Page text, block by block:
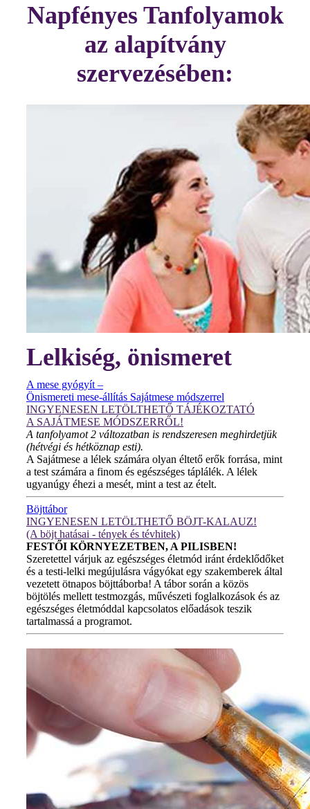
Napfényes Tanfolyamok
az alapítvány
szervezésében:
Lelkiség, önismeret
A mese gyógyít –
Önismereti mese-állítás Sajátmese módszerrel
INGYENESEN LETÖLTHETŐ TÁJÉKOZTATÓ
A SAJÁTMESE MÓDSZERRŐL!
A tanfolyamot 2 változatban is rendszeresen meghirdetjük
(hétvégi és hétköznap esti).
A Sajátmese a lélek számára olyan éltető erők forrása, mint
a test számára a finom és egészséges táplálék. A lélek
ugyanúgy éhezi a mesét, mint a test az ételt.
Böjttábor
INGYENESEN LETÖLTHETŐ BÖJT-KALAUZ!
(A böjt hatásai - tények és tévhitek)
FESTŐI KÖRNYEZETBEN, A PILISBEN!
Szeretettel várjuk az egészséges életmód iránt érdeklődőket
és a testi-lelki megújulásra vágyókat egy szakemberek által
vezetett ötnapos böjttáborba! A tábor során a közös
böjtölés mellett testmozgás, művészeti foglalkozások és az
egészséges életmóddal kapcsolatos előadások teszik
tartalmassá a programot.